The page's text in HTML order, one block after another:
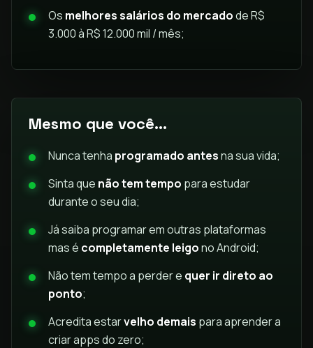
Os melhores salários do mercadode R$
3.000 à R$ 12.000 mil / mês;
Mesmo que você...
Nunca tenha programado antesna sua vida;
Sinta que não tem tempo para estudar
durante o seu dia;
Já saiba programar em outras plataformas
mas é completamente leigono Android;
Não tem tempo a perder e quer ir direto ao
ponto;
Acredita estarvelho demais para aprender a
criar apps do zero;